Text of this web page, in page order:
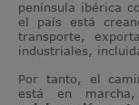
península ibérica
el país está
transporte,
industriales,
Por tanto, el
está en